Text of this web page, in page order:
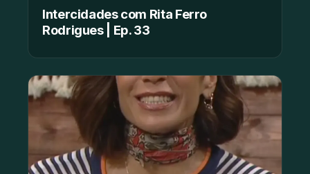
Intercidades com Rita Ferro
Rodrigues | Ep. 33